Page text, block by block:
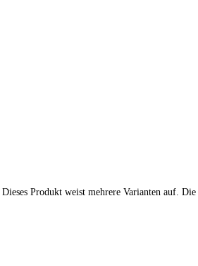
Dieses Produkt weist mehrere Varianten auf.